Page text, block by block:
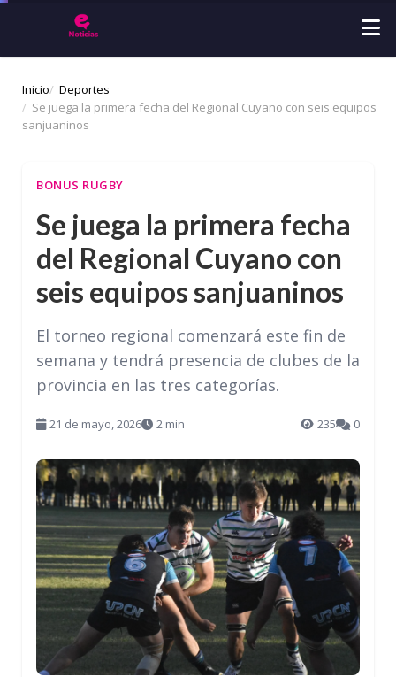
Inicio
Deportes
Se juega la primera fecha del Regional Cuyano con seis equipos
sanjuaninos
BONUS RUGBY
Se juega la primera fecha
del Regional Cuyano con
seis equipos sanjuaninos
El torneo regional comenzará este fin de
semana y tendrá presencia de clubes de la
provincia en las tres categorías.
21 de mayo, 2026 2 min 235 0